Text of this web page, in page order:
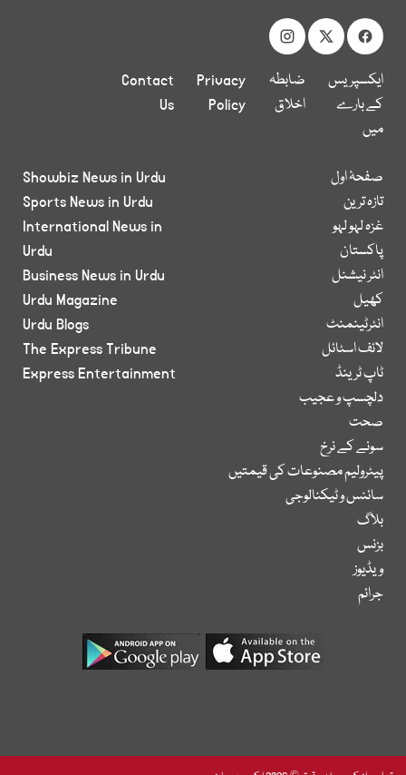
ایکسپریس
کے بارے
میں
ضابطہ
اخلاق
Privacy
Policy
Contact
Us
صفحۂ اول
تازہ ترین
غزہ لہو لہو
پاکستان
انٹر نیشنل
کھیل
انٹرٹینمنٹ
لائف اسٹائل
ٹاپ ٹرینڈ
دلچسپ و عجیب
صحت
سونے کے نرخ
پیٹرولیم مصنوعات کی قیمتیں
سائنس و ٹیکنالوجی
بلاگ
بزنس
ویڈیوز
جرائم
Showbiz News in Urdu
Sports News in Urdu
International News in
Urdu
Business News in Urdu
Urdu Magazine
Urdu Blogs
The Express Tribune
Express Entertainment